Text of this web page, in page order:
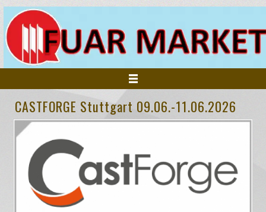
ANASAYFA
KURUMSAL
FUARLAR
CASTFORGE Stuttgart 09.06.-11.06.2026